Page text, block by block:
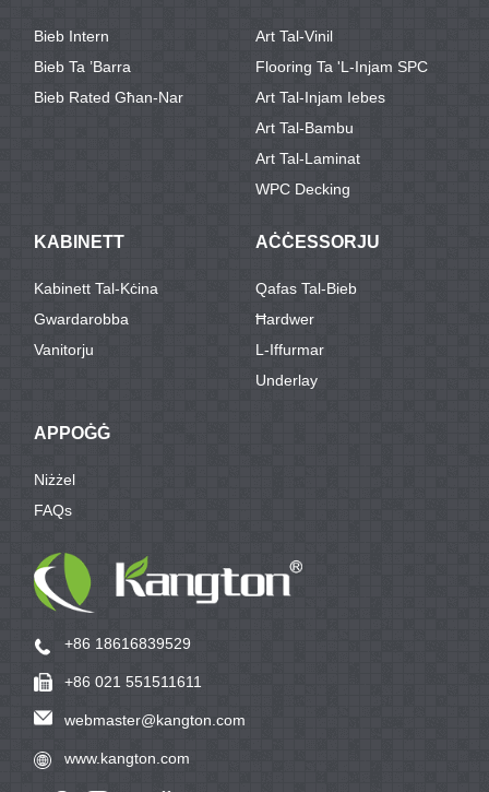
Bieb Intern
Bieb Ta ’barra
Bieb Rated Għan-Nar
Art Tal-Vinil
Flooring Ta 'l-Injam SPC
Art Tal-Injam Iebes
Art Tal-Bambu
Art Tal-Laminat
WPC Decking
KABINETT
Kabinett Tal-Kċina
Gwardarobba
Vanitorju
AĊĊESSORJU
Qafas Tal-Bieb
Ħardwer
L-Iffurmar
Underlay
APPOĠĠ
Niżżel
FAQs
+86 18616839529
+86 021 551511611
webmaster@kangton.com
www.kangton.com